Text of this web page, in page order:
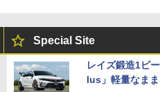
Special Site
レイズ鍛造1ピ
lus」軽量なま